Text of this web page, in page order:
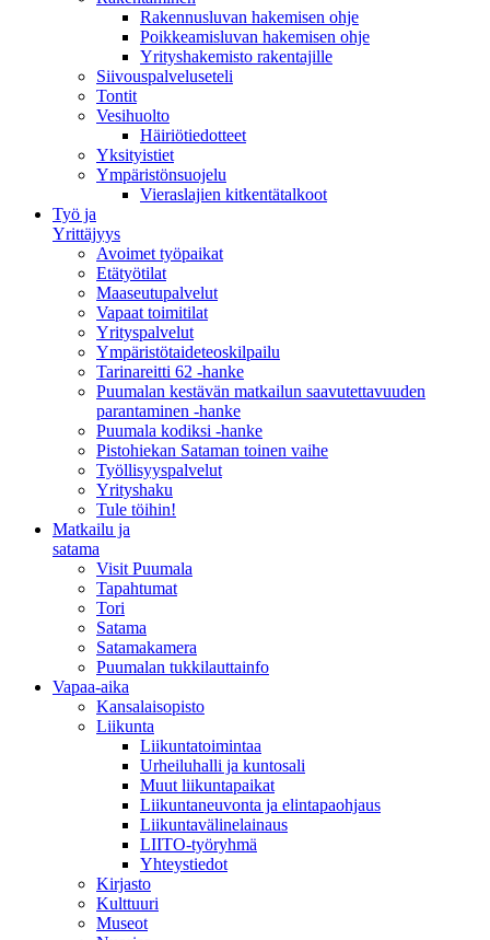
Rakennusluvan hakemisen ohje
Poikkeamisluvan hakemisen ohje
Yrityshakemisto rakentajille
Siivouspalveluseteli
Tontit
Vesihuolto
Häiriötiedotteet
Yksityistiet
Ympäristönsuojelu
Vieraslajien kitkentätalkoot
Työ ja
Yrittäjyys
Avoimet työpaikat
Etätyötilat
Maaseutupalvelut
Vapaat toimitilat
Yrityspalvelut
Ympäristötaideteoskilpailu
Tarinareitti 62 -hanke
Puumalan kestävän matkailun saavutettavuuden
parantaminen -hanke
Puumala kodiksi -hanke
Pistohiekan Sataman toinen vaihe
Työllisyyspalvelut
Yrityshaku
Tule töihin!
Matkailu ja
satama
Visit Puumala
Tapahtumat
Tori
Satama
Satamakamera
Puumalan tukkilauttainfo
Vapaa-aika
Kansalaisopisto
Liikunta
Liikuntatoimintaa
Urheiluhalli ja kuntosali
Muut liikuntapaikat
Liikuntaneuvonta ja elintapaohjaus
Liikuntavälinelainaus
LIITO-työryhmä
Yhteystiedot
Kirjasto
Kulttuuri
Museot